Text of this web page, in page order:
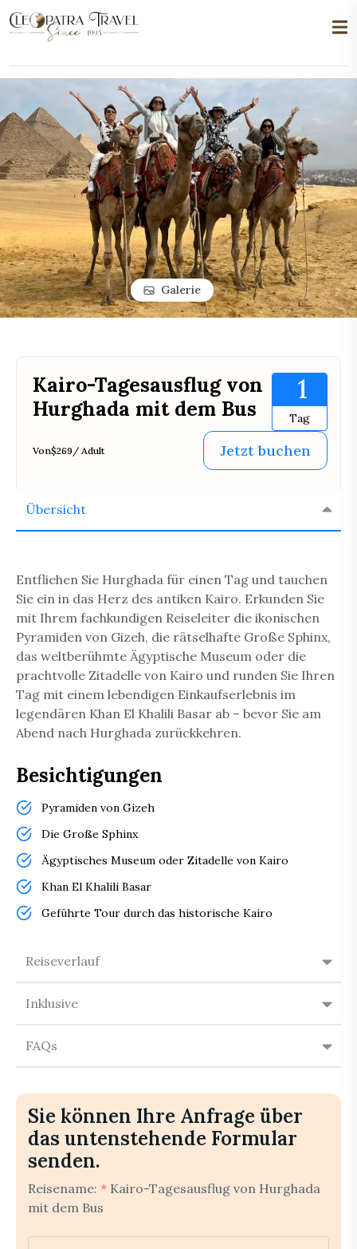
Galerie
Kairo-Tagesausflug von
Hurghada mit dem Bus
1
Tag
Von$269 / Adult Jetzt buchen
Übersicht
Reiseverlauf
Inklusive
FAQs
Entfliehen Sie Hurghada für einen Tag und tauchen
Sie ein in das Herz des antiken Kairo. Erkunden Sie
mit Ihrem fachkundigen Reiseleiter die ikonischen
Pyramiden von Gizeh, die rätselhafte Große Sphinx,
das weltberühmte Ägyptische Museum oder die
prachtvolle Zitadelle von Kairo und runden Sie Ihren
Tag mit einem lebendigen Einkaufserlebnis im
legendären Khan El Khalili Basar ab – bevor Sie am
Abend nach Hurghada zurückkehren.
Besichtigungen
Pyramiden von Gizeh
Die Große Sphinx
Ägyptisches Museum oder Zitadelle von Kairo
Khan El Khalili Basar
Geführte Tour durch das historische Kairo
Sie können Ihre Anfrage über
das untenstehende Formular
senden.
Reisename: * Kairo-Tagesausflug von Hurghada
mit dem Bus